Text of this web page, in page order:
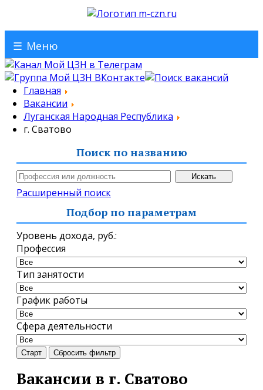
☰ Меню
Главная
Вакансии
Луганская Народная Республика
г. Сватово
Поиск по названию
Расширенный поиск
Подбор по параметрам
Уровень дохода, руб.:
Профессия
Тип занятости
График работы
Сфера деятельности
Старт Сбросить фильтр
Вакансии в г. Сватово